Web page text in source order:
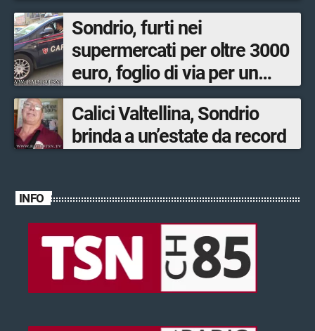
Sondrio, furti nei
supermercati per oltre 3000
euro, foglio di via per un
ventinovenne
Calici Valtellina, Sondrio
brinda a un’estate da record
INFO